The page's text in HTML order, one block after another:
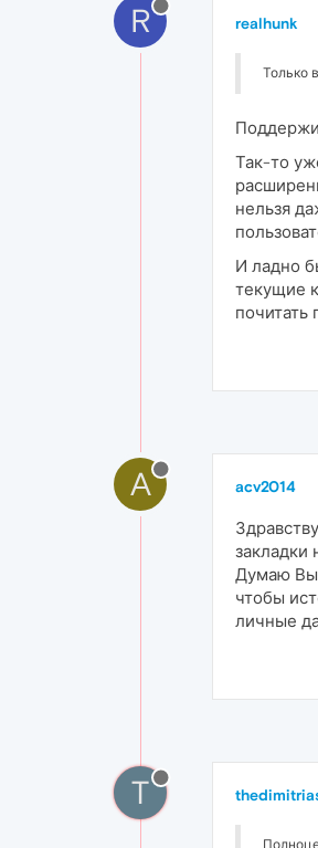
R realhunk
Только
Так-то
нельзя
И ладно
текущие
почитать
A acv2014
закладки
Думаю Вы
чтобы
личные
T